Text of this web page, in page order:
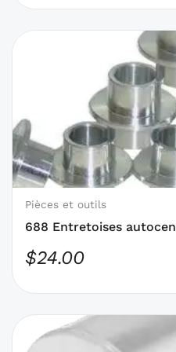
Pièces et outils
688 Entretoises
roulements en ligne
$24.00
options
qui
peuvent
être
choisies
sur
page
produit